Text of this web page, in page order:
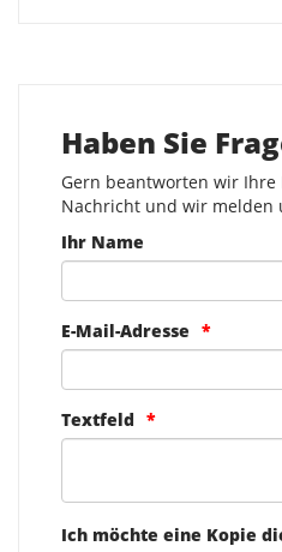
Haben Sie
Gern beantworten wir Ihre
Nachricht und wir melden
Ihr Name
E-Mail-Adresse
Textfeld
Ich möchte eine Kopie